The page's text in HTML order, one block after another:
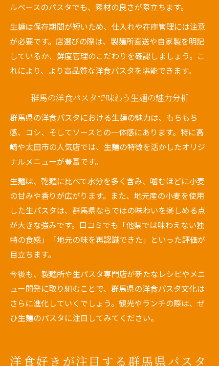
ルベースのパスタでも、素材の良さが際立ちます。
生麺は保存期間が短いため、仕入れや在庫管理には注意
が必要です。店選びの際は、製麺所直送や自家製を明記
しているか、鮮度管理のこだわりを確認しましょう。こ
れにより、より高品質な洋食パスタを堪能できます。
群馬の洋食パスタで味わう生麺の魅力分析
群馬県の洋食パスタにおける生麺の魅力は、もちもち
感、コシ、そしてソースとの一体感にあります。特に高
崎や太田市の人気店では、生麺の特徴を活かしたオリジ
ナルメニューが豊富です。
生麺は、乾麺に比べて水分を多く含み、噛むほどに小麦
の甘みや香りが広がります。また、地元産の小麦を使用
した生パスタは、群馬県ならではの味わいを楽しめる点
が大きな強みです。口コミでも「他県では味わえない独
特の食感」「地元の味を再認識できた」といった評価が
目立ちます。
今後も、製麺所や生パスタ専門店が新たなレシピやメニ
ュー開発に取り組むことで、群馬県の洋食パスタ文化は
さらに進化していくでしょう。観光やランチの際は、ぜ
ひ生麺のパスタに注目してみてください。
洋食好きが注目する群馬県パスタ